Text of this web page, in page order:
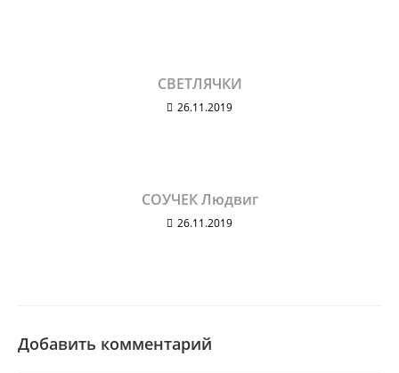
СВЕТЛЯЧКИ
26.11.2019
СОУЧЕК Людвиг
26.11.2019
Добавить комментарий